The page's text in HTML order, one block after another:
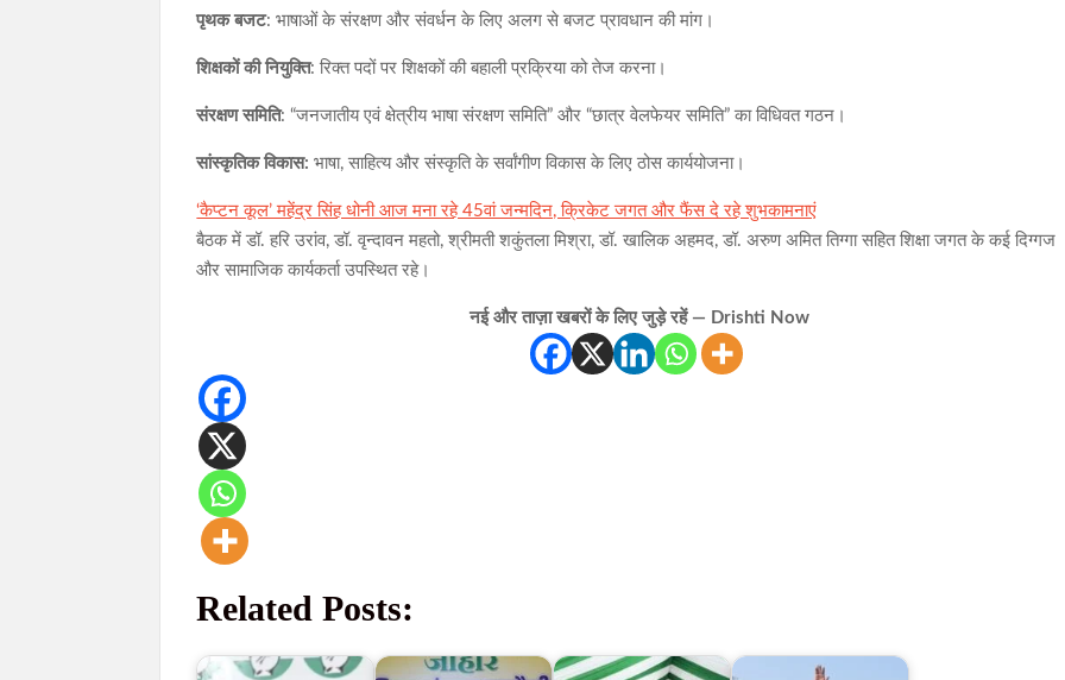
पृथक बजट: भाषाओं के संरक्षण और संवर्धन के लिए अलग से बजट प्रावधान की मांग।
शिक्षकों की नियुक्ति: रिक्त पदों पर शिक्षकों की बहाली प्रक्रिया को तेज करना।
संरक्षण समिति: “जनजातीय एवं क्षेत्रीय भाषा संरक्षण समिति” और “छात्र वेलफेयर समिति” का विधिवत गठन।
सांस्कृतिक विकास: भाषा, साहित्य और संस्कृति के सर्वांगीण विकास के लिए ठोस कार्ययोजना।
‘कैप्टन कूल’ महेंद्र सिंह धोनी आज मना रहे 45वां जन्मदिन, क्रिकेट जगत और फैंस दे रहे शुभकामनाएं
बैठक में डॉ. हरि उरांव, डॉ. वृन्दावन महतो, श्रीमती शकुंतला मिश्रा, डॉ. खालिक अहमद, डॉ. अरुण अमित तिग्गा सहित शिक्षा जगत के कई दिग्गज
और सामाजिक कार्यकर्ता उपस्थित रहे।
नई और ताज़ा खबरों के लिए जुड़े रहें — Drishti Now
Related Posts: